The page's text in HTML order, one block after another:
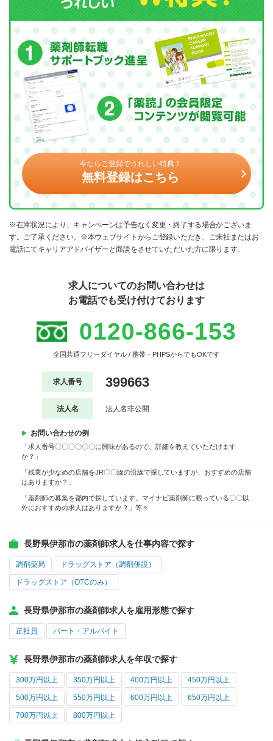
今ならご登録でうれしい特典！
無料登録はこちら
※在庫状況により、キャンペーンは予告なく変更・終了する場合がございま
す。ご了承ください。※本ウェブサイトからご登録いただき、ご来社またはお
電話にてキャリアアドバイザーと面談をさせていただいた方に限ります。
求人についてのお問い合わせは
お電話でも受け付けております
0120-866-153
全国共通フリーダイヤル / 携帯・PHPSからでもOKです
求人番号 399663
法人名 法人名非公開
お問い合わせの例
「求人番号〇〇〇〇〇〇に興味があるので、詳細を教えていただけます
か？」
「残業が少なめの店舗をJR〇〇線の沿線で探していますが、おすすめの店舗
はありますか？」
「薬剤師の募集を都内で探しています。マイナビ薬剤師に載っている〇〇以
外におすすめの求人はありますか？」等々
長野県伊那市の薬剤師求人を仕事内容で探す
調剤薬局 ドラッグストア（調剤併設）
ドラッグストア（OTCのみ）
長野県伊那市の薬剤師求人を雇用形態で探す
正社員 パート・アルバイト
長野県伊那市の薬剤師求人を年収で探す
300万円以上 350万円以上 400万円以上 450万円以上
500万円以上 550万円以上 600万円以上 650万円以上
700万円以上 800万円以上